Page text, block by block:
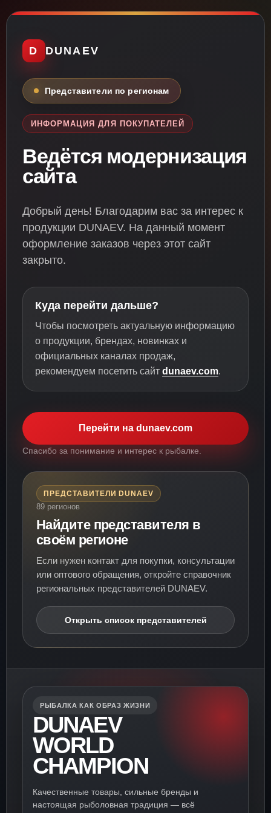
D DUNAEV
Представители по регионам
ИНФОРМАЦИЯ ДЛЯ ПОКУПАТЕЛЕЙ
Ведётся модернизация
сайта
Добрый день! Благодарим вас за интерес к
продукции DUNAEV. На данный момент
оформление заказов через этот сайт
закрыто.
Куда перейти дальше?
Чтобы посмотреть актуальную информацию
о продукции, брендах, новинках и
официальных каналах продаж,
рекомендуем посетить сайт dunaev.com.
Перейти на dunaev.com
Спасибо за понимание и интерес к рыбалке.
ПРЕДСТАВИТЕЛИ DUNAEV
89 регионов
Найдите представителя в
своём регионе
Если нужен контакт для покупки, консультации
или оптового обращения, откройте справочник
региональных представителей DUNAEV.
Открыть список представителей
РЫБАЛКА КАК ОБРАЗ ЖИЗНИ
DUNAEV
WORLD
CHAMPION
Качественные товары, сильные бренды и
настоящая рыболовная традиция — всё